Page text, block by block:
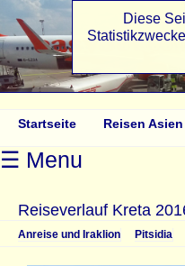
Startseite Reisen Asien
☰ Menu
Reiseverlauf Kreta
Anreise und Iraklion Pitsidia
Diese